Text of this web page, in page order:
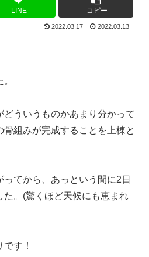
LINE コピー
2022.03.17 2022.03.13
ういうものかあまり分かって
組みが完成することを上棟と
てから、あっという間に2日
た。(驚くほど天候にも恵まれ
す！